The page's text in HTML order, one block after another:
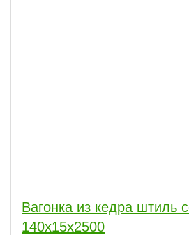
Вагонка из кедра штиль
140x15x2500